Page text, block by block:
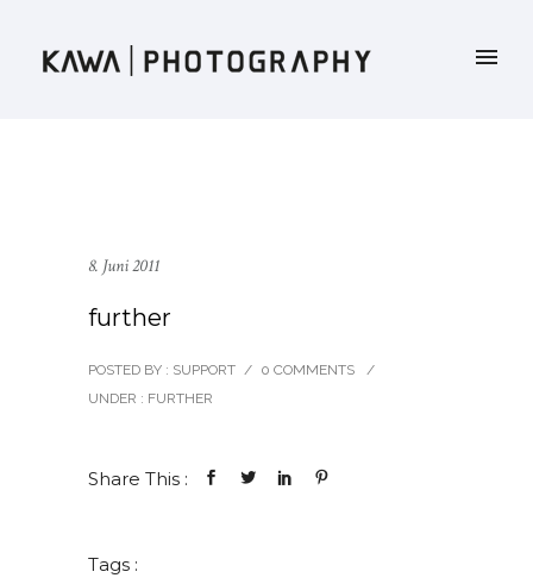
8. Juni 2011
further
POSTED BY : SUPPORT / 0 COMMENTS
/
UNDER : FURTHER
Share This :
Tags :